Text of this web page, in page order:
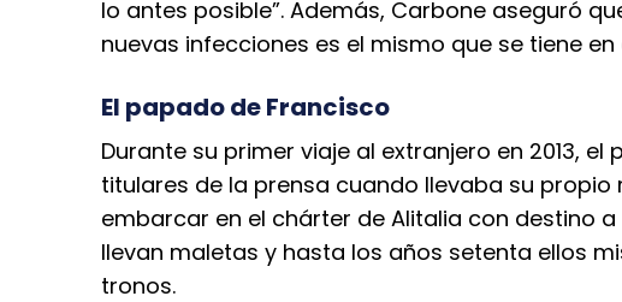
lo antes posible”. Además, Carbone aseguró
nuevas infecciones es el mismo que se tiene
El papado de Francisco
Durante su primer viaje al extranjero en 2013,
titulares de la prensa cuando llevaba su
embarcar en el chárter de Alitalia con destino
llevan maletas y hasta los años setenta ellos
tronos.